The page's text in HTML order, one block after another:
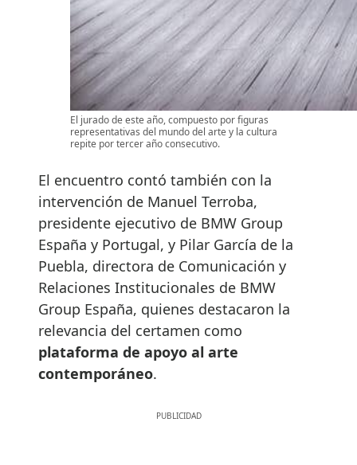
El jurado de este año, compuesto por figuras
representativas del mundo del arte y la cultura
repite por tercer año consecutivo.
El encuentro contó también con la
intervención de Manuel Terroba,
presidente ejecutivo de BMW Group
España y Portugal, y Pilar García de la
Puebla, directora de Comunicación y
Relaciones Institucionales de BMW
Group España, quienes destacaron la
relevancia del certamen como
plataforma de apoyo al arte
contemporáneo.